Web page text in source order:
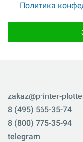
Политика
zakaz@printer-
8 (495) 565-35-74
8 (800) 775-35-94
telegram